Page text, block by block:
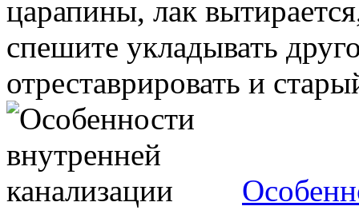
царапины, лак
спешите укладывать
отреставрировать и